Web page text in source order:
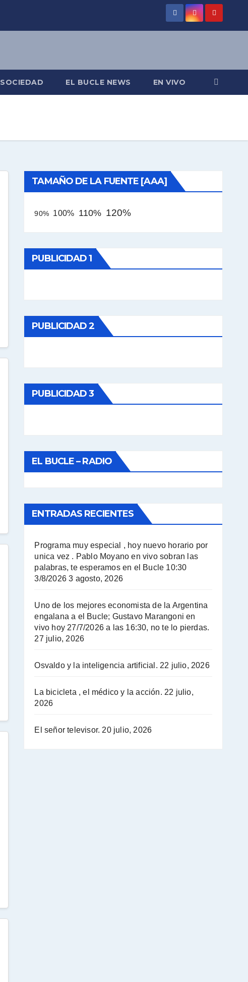
SOCIEDAD EL BUCLE NEWS EN VIVO
TAMAÑO DE LA FUENTE [AAA]
90% 100% 110% 120%
PUBLICIDAD 1
PUBLICIDAD 2
PUBLICIDAD 3
EL BUCLE – RADIO
ENTRADAS RECIENTES
Programa muy especial , hoy nuevo horario por
unica vez . Pablo Moyano en vivo sobran las
palabras, te esperamos en el Bucle 10:30
3/8/2026 3 agosto, 2026
Uno de los mejores economista de la Argentina
engalana a el Bucle; Gustavo Marangoni en
vivo hoy 27/7/2026 a las 16:30, no te lo pierdas.
27 julio, 2026
Osvaldo y la inteligencia artificial. 22 julio, 2026
La bicicleta , el médico y la acción. 22 julio,
2026
El señor televisor. 20 julio, 2026